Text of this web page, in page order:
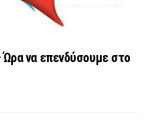
να επενδύσουμε στο